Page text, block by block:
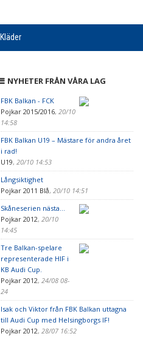
Kläder
NYHETER FRÅN VÅRA LAG
FBK Balkan - FCK
Pojkar 2015/2016, 20/10
14:58
FBK Balkan U19 – Mästare för andra året
i rad!
U19, 20/10 14:53
Långsiktighet
Pojkar 2011 Blå, 20/10 14:51
Skåneserien nästa...
Pojkar 2012, 20/10
14:45
Tre Balkan-spelare
representerade HIF i
KB Audi Cup.
Pojkar 2012, 24/08 08-
24
Isak och Viktor från FBK Balkan uttagna
till Audi Cup med Helsingborgs IF!
Pojkar 2012, 28/07 16:52